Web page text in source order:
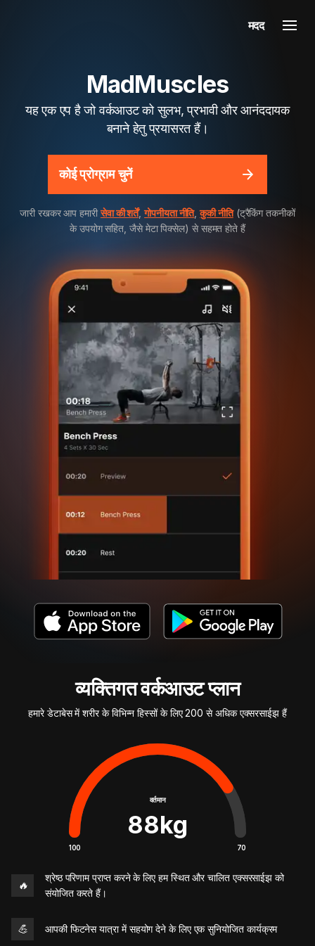
मदद
MadMuscles
यह एक एप है जो वर्कआउट को सुलभ, प्रभावी और आनंददायक
बनाने हेतु प्रयासरत हैं।
कोई प्रोग्राम चुनें
जारी रखकर आप हमारीसेवा की शर्तें,गोपनीयता नीति,कुकी नीति(ट्रैकिंग तकनीकों
के उपयोग सहित, जैसे मेटा पिक्सेल) से सहमत होते हैं
व्यक्तिगत वर्कआउट प्लान
हमारे डेटाबेस में शरीर के विभिन्न हिस्सों के लिए 200 से अधिक एक्सरसाईझ हैं
वर्तमान
88kg
100 70
🔥
श्रेष्ठ परिणाम प्राप्त करने के लिए हम स्थित और चालित एक्सरसाईझ को
संयोजित करते हैं।
💪 आपकी फिटनेस यात्रा में सहयोग देने के लिए एक सुनियोजित कार्यक्रम